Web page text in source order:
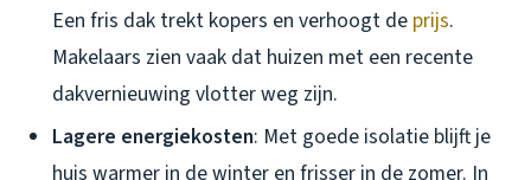
Een fris dak trekt kopers en verhoogt de prijs.
Makelaars zien vaak dat huizen met een recente
dakvernieuwing vlotter weg zijn.
Lagere energiekosten: Met goede isolatie blijft je
huis warmer in de winter en frisser in de zomer. In